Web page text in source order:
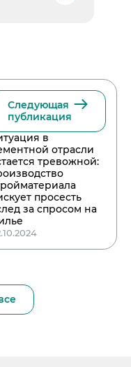
Следующая
публикация
в
отрасли
тревожной:
просесть
за спросом на